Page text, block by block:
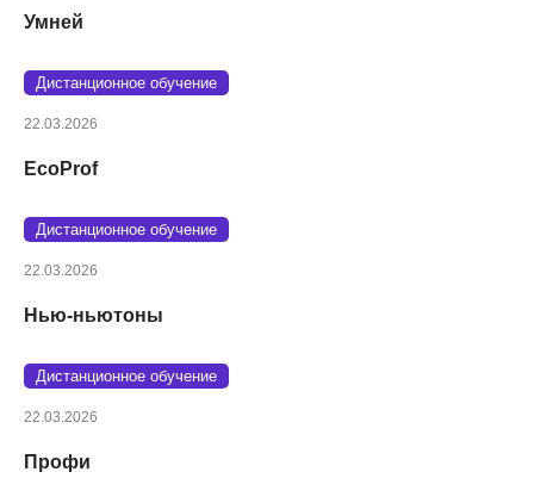
Умней
Дистанционное обучение
22.03.2026
EcoProf
Дистанционное обучение
22.03.2026
Нью-ньютоны
Дистанционное обучение
22.03.2026
Профи